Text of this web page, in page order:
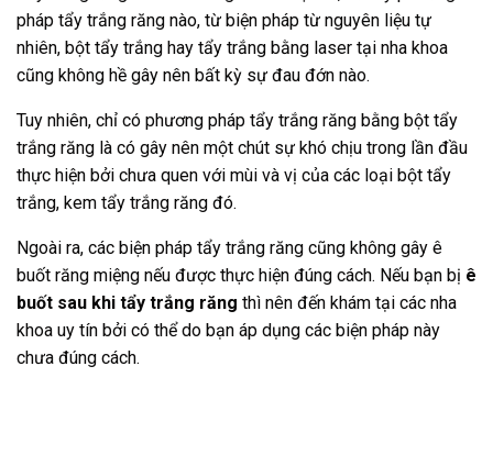
pháp tẩy trắng răng nào, từ biện pháp từ nguyên liệu tự
nhiên, bột tẩy trắng hay tẩy trắng bằng laser tại nha khoa
cũng không hề gây nên bất kỳ sự đau đớn nào.
Tuy nhiên, chỉ có phương pháp tẩy trắng răng bằng bột tẩy
trắng răng là có gây nên một chút sự khó chịu trong lần đầu
thực hiện bởi chưa quen với mùi và vị của các loại bột tẩy
trắng, kem tẩy trắng răng đó.
Ngoài ra, các biện pháp tẩy trắng răng cũng không gây ê
buốt răng miệng nếu được thực hiện đúng cách. Nếu bạn bị ê
buốt sau khi tẩy trắng răng thì nên đến khám tại các nha
khoa uy tín bởi có thể do bạn áp dụng các biện pháp này
chưa đúng cách.